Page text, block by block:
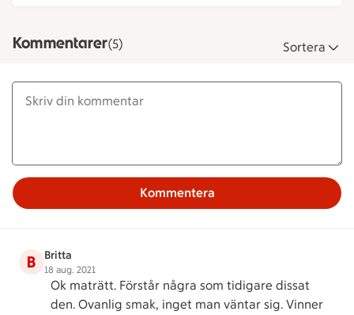
Kommentarer(5) Sortera
Kommentera
B Britta
18 aug. 2021
Ok maträtt. Förstår några som tidigare dissat
den. Ovanlig smak, inget man väntar sig. Vinner